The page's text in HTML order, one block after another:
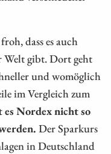
dass es auch
Welt gibt. Dort geht
und womöglich
im Vergleich zum
es Nordex nicht so
Der Sparkurs
in Deutschland